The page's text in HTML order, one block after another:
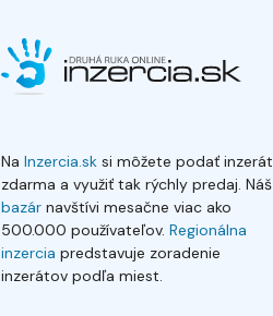
Na Inzercia.sk si môžete podať inzerát
zdarma a využiť tak rýchly predaj. Náš
bazár navštívi mesačne viac ako
500.000 používateľov. Regionálna
inzercia predstavuje zoradenie
inzerátov podľa miest.